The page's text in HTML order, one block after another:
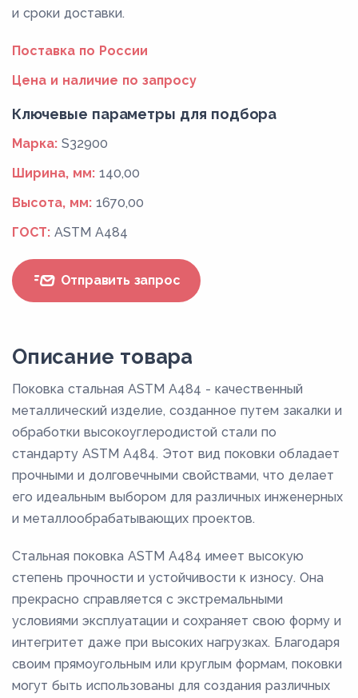
и сроки доставки.
Поставка по России
Цена и наличие по запросу
Ключевые параметры для подбора
Марка: S32900
Ширина, мм: 140,00
Высота, мм: 1670,00
ГОСТ: ASTM A484
Отправить запрос
Описание товара
Поковка стальная ASTM A484 - качественный
металлический изделие, созданное путем закалки и
обработки высокоуглеродистой стали по
стандарту ASTM A484. Этот вид поковки обладает
прочными и долговечными свойствами, что делает
его идеальным выбором для различных инженерных
и металлообрабатывающих проектов.
Стальная поковка ASTM A484 имеет высокую
степень прочности и устойчивости к износу. Она
прекрасно справляется с экстремальными
условиями эксплуатации и сохраняет свою форму и
интегритет даже при высоких нагрузках. Благодаря
своим прямоугольным или круглым формам, поковки
могут быть использованы для создания различных